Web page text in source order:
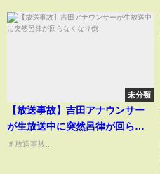
未分類
【放送事故】吉田アナウンサー
が生放送中に突然呂律が回らな
くなり倒
＃放送事故...